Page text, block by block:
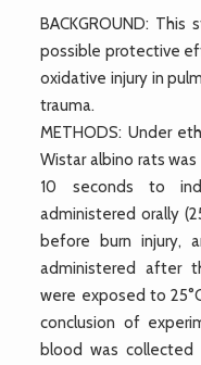
BACKGROUND:
possible protective
oxidative injury in
trauma.
METHODS: Under
Wistar albino rats
10 seconds to
administered orally
before burn injury,
administered after
were exposed to
conclusion of
blood was